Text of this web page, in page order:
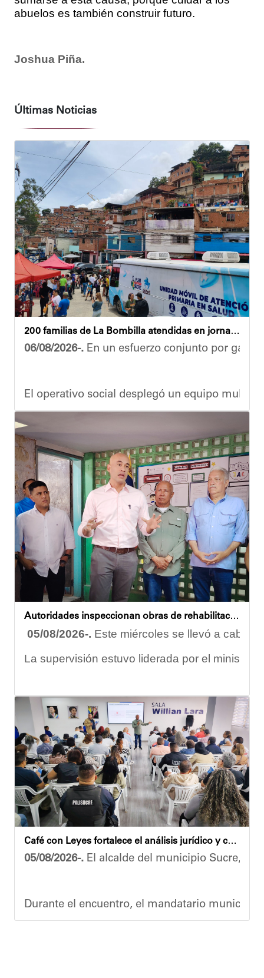
abuelos es también construir futuro.
Joshua Piña.
Últimas Noticias
200 familias de La Bombilla atendidas en jornada integral
06/08/2026-. En un esfuerzo conjunto por
El operativo social desplegó un equipo
Durante la actividad, los asistentes contaron
Eudicis Viva, habitante de la comunidad y
Esta iniciativa se enmarca en la política social
Oskarina Rosso
Autoridades inspeccionan obras de rehabilitación en la U.E.N. José Antonio Calcaño en Caucagüita
05/08/2026-. Este miércoles se llevó a cabo
La supervisión estuvo liderada por el ministro
Las obras en ejecución contemplan la pintura
El alcalde Diógenes Lara expresó sus
"Damos las gracias por esta recuperación en
​Por su parte, el gobernador del estado
​"Tenemos un desafío en todo el estado
Finalmente, el ministro de Educación, Héctor
Esta jornada ratifica el esfuerzo articulado
Café con Leyes fortalece el análisis jurídico y constitucional en el municipio Sucre
05/08/2026-. El alcalde del municipio Sucre,
Durante el encuentro, el mandatario